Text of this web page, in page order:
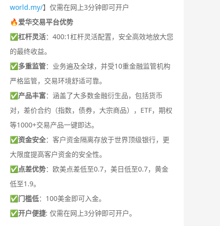
world.my/】仅需在网上3分钟即可开户
🔥爱华交易平台优势
✅杠杆灵活：400:1杠杆灵活配置，安全高效地放大您
的最终收益。
✅多重监管：业务遍及全球，并受10重金融监管机构
严格监管，交易环境舒适可靠。
✅产品丰富：涵盖了大多数金融衍生品，包括货币
对，差价合约（指数，债券，大宗商品），ETF，期权
等1000+交易产品一键即达。
✅资金安全：客户资金隔离存放于世界顶级银行，更
大限度提高客户资金的安全性。
✅点差优势：欧美点差低至0.7，美日低至0.7，黄金
低至1.9。
✅门槛低：100美金即可入金。
✅开户便捷: 仅需在网上3分钟即可开户。